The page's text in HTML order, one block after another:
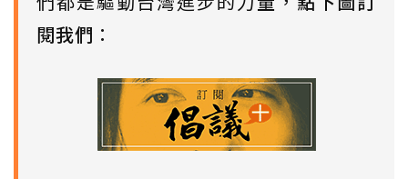
閱我們 ：